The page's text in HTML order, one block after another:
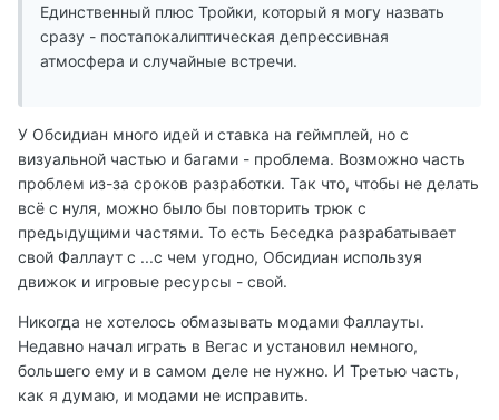
Единственный плюс Тройки, который я могу назвать
сразу - постапокалиптическая депрессивная
атмосфера и случайные встречи.
У Обсидиан много идей и ставка на геймплей, но с
визуальной частью и багами - проблема. Возможно часть
проблем из-за сроков разработки. Так что, чтобы не делать
всё с нуля, можно было бы повторить трюк с
предыдущими частями. То есть Беседка разрабатывает
свой Фаллаут с ...с чем угодно, Обсидиан используя
движок и игровые ресурсы - свой.
Никогда не хотелось обмазывать модами Фаллауты.
Недавно начал играть в Вегас и установил немного,
большего ему и в самом деле не нужно. И Третью часть,
как я думаю, и модами не исправить.